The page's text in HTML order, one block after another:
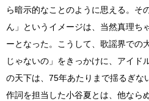
ら暗示的なことのように思える。そ
ん」というイメージは、当然真理ち
ーとなった。こうして、歌謡界での
じゃないの」をきっかけに、アイド
の天下は、75年あたりまで揺るぎな
作詞を担当した小谷夏とは、他なら